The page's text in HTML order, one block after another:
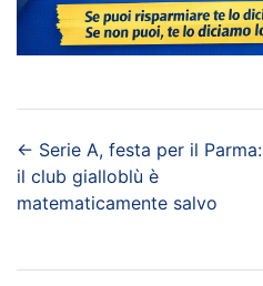
← Serie A, festa per il Parma:
il club gialloblù è
matematicamente salvo